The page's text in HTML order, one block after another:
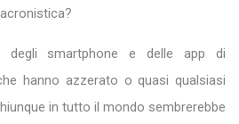
degli smartphone e delle app di
hanno azzerato o quasi qualsiasi
in tutto il mondo sembrerebbe